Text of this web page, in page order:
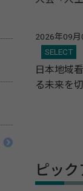
2026年09
SELECT
日本地域
る未来を
ピッ